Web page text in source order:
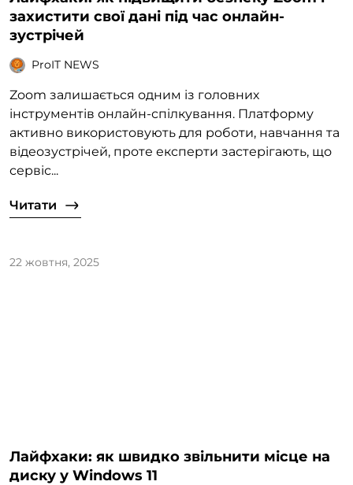
захистити свої дані під час онлайн-
зустрічей
ProIT NEWS
Zoom залишається одним із головних
інструментів онлайн-спілкування. Платформу
активно використовують для роботи, навчання та
відеозустрічей, проте експерти застерігають, що
сервіс...
Читати
22 жовтня, 2025
Лайфхаки: як швидко звільнити місце на
диску у Windows 11